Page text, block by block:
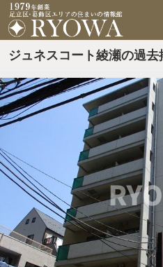
ジュネスコート綾瀬の過去